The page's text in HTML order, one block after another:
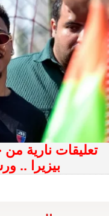
تعليقات نارية
بيزيرا ..